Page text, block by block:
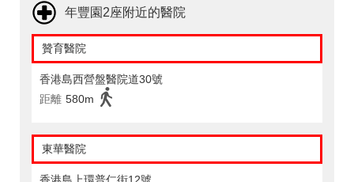
年豐園2座附近的醫院
贊育醫院
香港島西營盤醫院道30號
距離 580m
東華醫院